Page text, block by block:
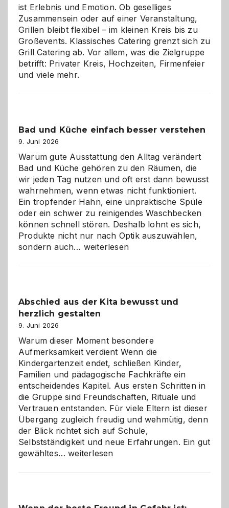
ist Erlebnis und Emotion. Ob geselliges
Zusammensein oder auf einer Veranstaltung,
Grillen bleibt flexibel – im kleinen Kreis bis zu
Großevents. Klassisches Catering grenzt sich zu
Grill Catering ab. Vor allem, was die Zielgruppe
betrifft: Privater Kreis, Hochzeiten, Firmenfeier
und viele mehr.
Bad und Küche einfach besser verstehen
9. Juni 2026
Warum gute Ausstattung den Alltag verändert
Bad und Küche gehören zu den Räumen, die
wir jeden Tag nutzen und oft erst dann bewusst
wahrnehmen, wenn etwas nicht funktioniert.
Ein tropfender Hahn, eine unpraktische Spüle
oder ein schwer zu reinigendes Waschbecken
können schnell stören. Deshalb lohnt es sich,
Produkte nicht nur nach Optik auszuwählen,
sondern auch… Bad
verstehen
weiterlesen
Abschied aus der Kita bewusst und
herzlich gestalten
9. Juni 2026
Warum dieser Moment besondere
Aufmerksamkeit verdient Wenn die
Kindergartenzeit endet, schließen Kinder,
Familien und pädagogische Fachkräfte ein
entscheidendes Kapitel. Aus ersten Schritten in
die Gruppe sind Freundschaften, Rituale und
Vertrauen entstanden. Für viele Eltern ist dieser
Übergang zugleich freudig und wehmütig, denn
der Blick richtet sich auf Schule,
Selbstständigkeit und neue Erfahrungen. Ein gut
gewähltes…Abschied
weiterlesen